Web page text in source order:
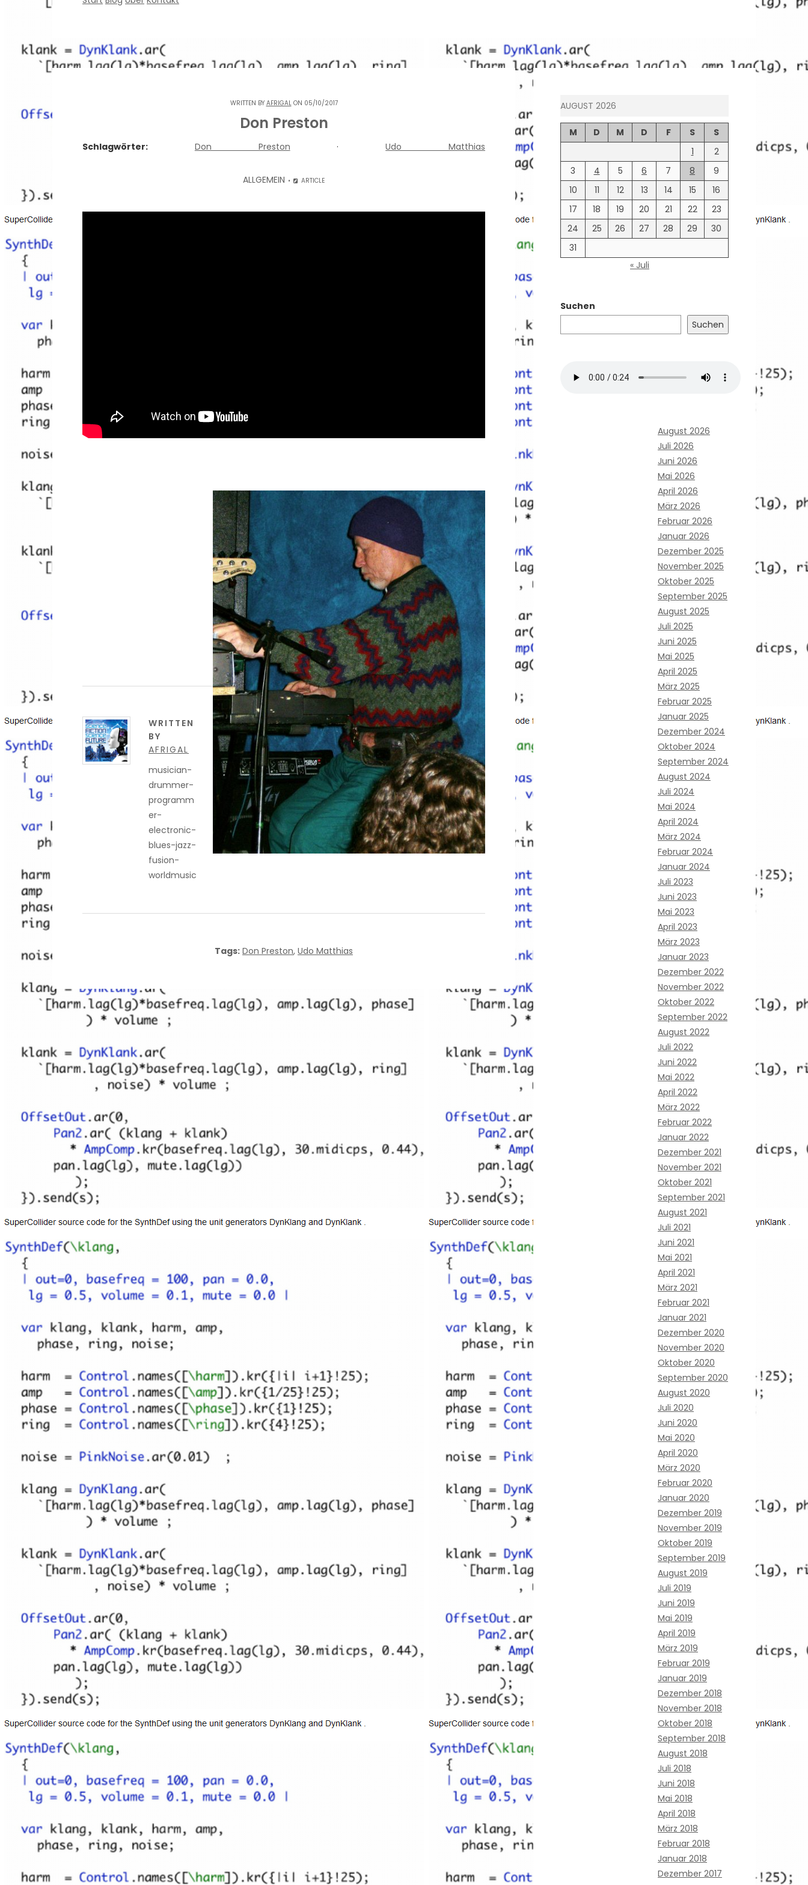
WRITTEN BY AFRIGALON 05/10/2017
Don Preston
Schlagwörter: Don Preston ·Udo Matthias
ALLGEMEIN ARTICLE
WRITTEN
BY
AFRIGAL
musician-
drummer-
programm
er-
electronic-
blues-jazz-
fusion-
worldmusic
Tags: Don Preston, Udo Matthias
AUGUST 2026
M D M D F S
S
1
2
3
4 5 6 7 8
9
10
11 12 13 14 15
16
17
18 19 20 21 22
23
24
25 26 27 28 29
30
31
« Juli
Suchen
Suchen
August 2026
Juli 2026
Juni 2026
Mai 2026
April 2026
März 2026
Februar 2026
Januar 2026
Dezember 2025
November 2025
Oktober 2025
September 2025
August 2025
Juli 2025
Juni 2025
Mai 2025
April 2025
März 2025
Februar 2025
Januar 2025
Dezember 2024
Oktober 2024
September 2024
August 2024
Juli 2024
Mai 2024
April 2024
März 2024
Februar 2024
Januar 2024
Juli 2023
Juni 2023
Mai 2023
April 2023
März 2023
Januar 2023
Dezember 2022
November 2022
Oktober 2022
September 2022
August 2022
Juli 2022
Juni 2022
Mai 2022
April 2022
März 2022
Februar 2022
Januar 2022
Dezember 2021
November 2021
Oktober 2021
September 2021
August 2021
Juli 2021
Juni 2021
Mai 2021
April 2021
März 2021
Februar 2021
Januar 2021
Dezember 2020
November 2020
Oktober 2020
September 2020
August 2020
Juli 2020
Juni 2020
Mai 2020
April 2020
März 2020
Februar 2020
Januar 2020
Dezember 2019
November 2019
Oktober 2019
September 2019
August 2019
Juli 2019
Juni 2019
Mai 2019
April 2019
März 2019
Februar 2019
Januar 2019
Dezember 2018
November 2018
Oktober 2018
September 2018
August 2018
Juli 2018
Juni 2018
Mai 2018
April 2018
März 2018
Februar 2018
Januar 2018
Dezember 2017